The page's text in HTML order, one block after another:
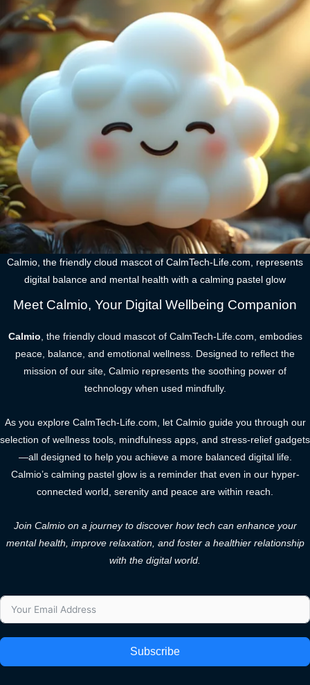
Calmio, the friendly cloud mascot of CalmTech-Life.com, represents
digital balance and mental health with a calming pastel glow
Meet Calmio, Your Digital Wellbeing Companion
Calmio , the friendly cloud mascot of CalmTech-Life.com, embodies
peace, balance, and emotional wellness. Designed to reflect the
mission of our site, Calmio represents the soothing power of
technology when used mindfully.
As you explore CalmTech-Life.com, let Calmio guide you through our
selection of wellness tools, mindfulness apps, and stress-relief gadgets
—all designed to help you achieve a more balanced digital life.
Calmio’s calming pastel glow is a reminder that even in our hyper-
connected world, serenity and peace are within reach.
Join Calmio on a journey to discover how tech can enhance your
mental health, improve relaxation, and foster a healthier relationship
with the digital world.
Subscribe